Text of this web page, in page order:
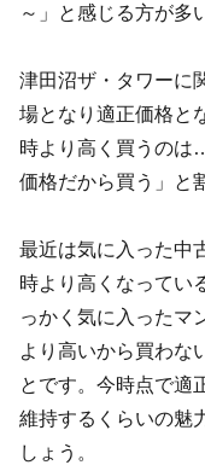
～」と感じる方が多
津田沼ザ・タワーに
場となり適正価格と
時より高く買うのは
価格だから買う」と
最近は気に入った中
時より高くなってい
っかく気に入ったマ
より高いから買わな
とです。今時点で適
維持するくらいの魅
しょう。